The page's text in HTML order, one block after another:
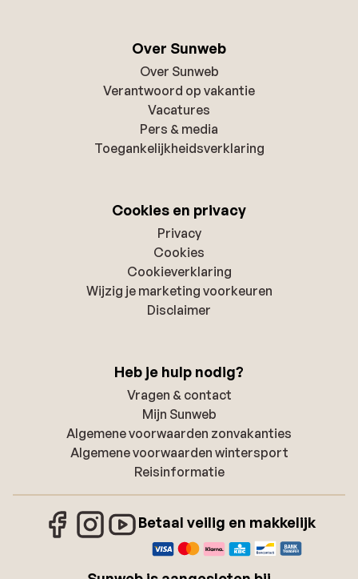
Over Sunweb
Over Sunweb
Verantwoord op vakantie
Vacatures
Pers & media
Toegankelijkheidsverklaring
Cookies en privacy
Privacy
Cookies
Cookieverklaring
Wijzig je marketing voorkeuren
Disclaimer
Heb je hulp nodig?
Vragen & contact
Mijn Sunweb
Algemene voorwaarden zonvakanties
Algemene voorwaarden wintersport
Reisinformatie
Betaal veilig en makkelijk